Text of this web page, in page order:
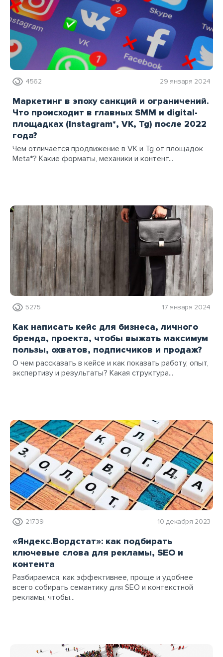
4562 29 января 2024
Маркетинг в эпоху санкций и ограничений.
Что происходит в главных SMM и digital-
площадках (Instagram*, VK, Tg) после 2022
года?
Чем отличается продвижение в VK и Tg от площадок
Meta*? Какие форматы, механики и контент...
5275 17 января 2024
Как написать кейс для бизнеса, личного
бренда, проекта, чтобы выжать максимум
пользы, охватов, подписчиков и продаж?
О чем рассказать в кейсе и как показать работу, опыт,
экспертизу и результаты? Какая структура...
21739 10 декабря 2023
«Яндекс.Вордстат»: как подбирать
ключевые слова для рекламы, SEO и
контента
Разбираемся, как эффективнее, проще и удобнее
всего собирать семантику для SEO и контекстной
рекламы, чтобы...